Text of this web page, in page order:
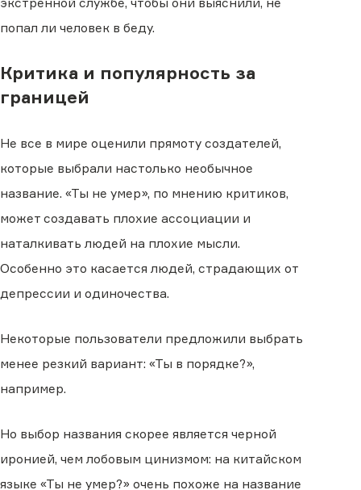
попал ли человек в беду.
Критика и популярность за
границей
Не все в мире оценили прямоту создателей,
которые выбрали настолько необычное
название. «Ты не умер», по мнению критиков,
может создавать плохие ассоциации и
наталкивать людей на плохие мысли.
Особенно это касается людей, страдающих от
депрессии и одиночества.
Некоторые пользователи предложили выбрать
менее резкий вариант: «Ты в порядке?»,
например.
Но выбор названия скорее является черной
иронией, чем лобовым цинизмом: на китайском
языке «Ты не умер?» очень похоже на название